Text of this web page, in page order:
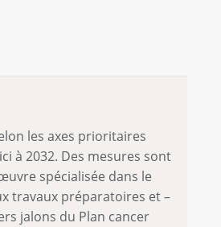
les axes prioritaires
à 2032. Des mesures sont
spécialisée dans le
travaux préparatoires et –
jalons du Plan cancer